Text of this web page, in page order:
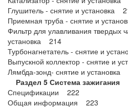
Глушитель - снятие и установка
Приемная труба - снятие и
Фильтр для улавливания твердых
установка 214
Турбонагнетатель - снятие и
Выпускной коллектор - снятие и
Лямбда-зонд- снятие и установка
Раздел 5 Система зажигания
Спецификации 222
Общая информация 223